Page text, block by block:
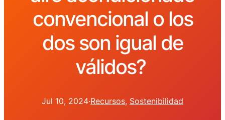
convencional o los
dos son igual de
válidos?
Jul 10, 2024·Recursos, Sostenibilidad